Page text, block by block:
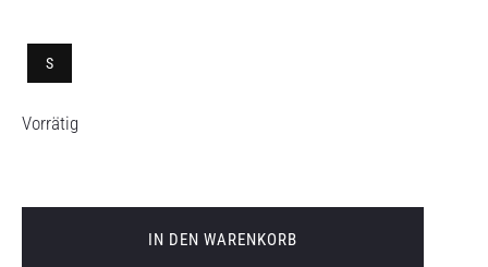
S
Vorrätig
IN DEN WARENKORB